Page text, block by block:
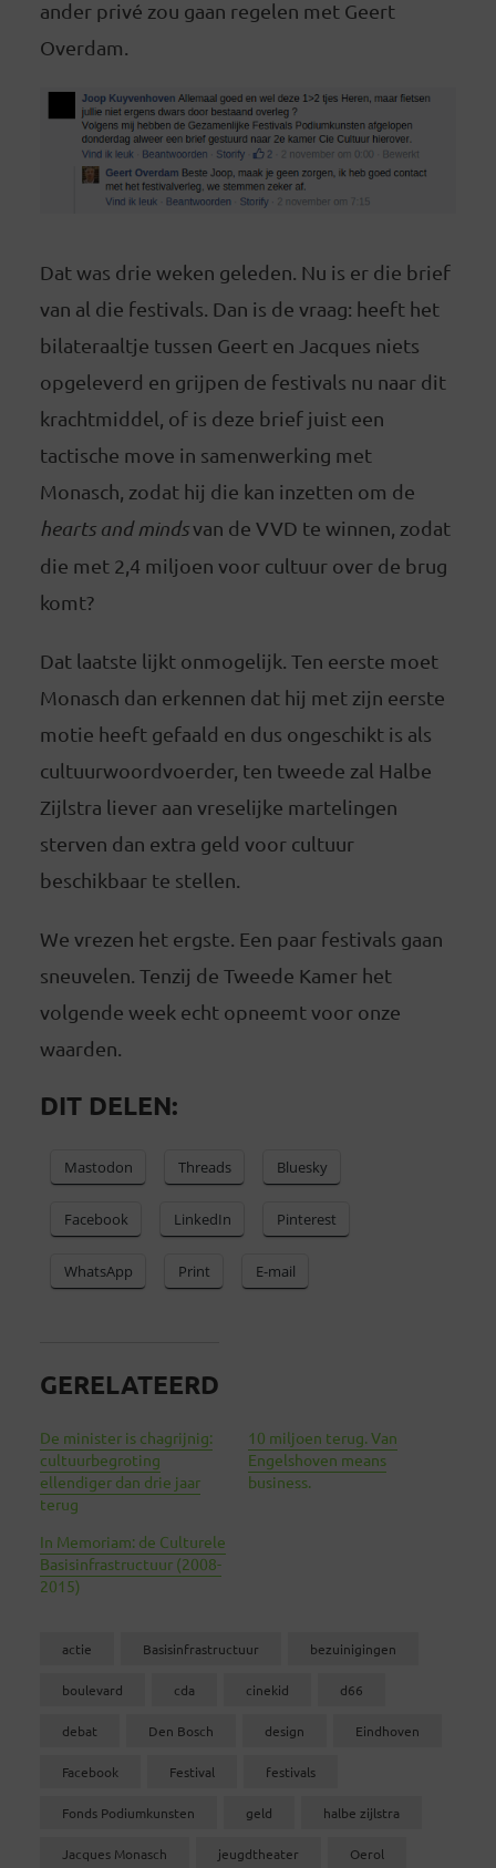
ander privé zou gaan regelen met Geert
Overdam.
Dat was drie weken geleden. Nu is er die brief
van al die festivals. Dan is de vraag: heeft het
bilateraaltje tussen Geert en Jacques niets
opgeleverd en grijpen de festivals nu naar dit
krachtmiddel, of is deze brief juist een
tactische move in samenwerking met
Monasch, zodat hij die kan inzetten om de
hearts and mindsvan de VVD te winnen, zodat
die met 2,4 miljoen voor cultuur over de brug
komt?
Dat laatste lijkt onmogelijk. Ten eerste moet
Monasch dan erkennen dat hij met zijn eerste
motie heeft gefaald en dus ongeschikt is als
cultuurwoordvoerder, ten tweede zal Halbe
Zijlstra liever aan vreselijke martelingen
sterven dan extra geld voor cultuur
beschikbaar te stellen.
We vrezen het ergste. Een paar festivals gaan
sneuvelen. Tenzij de Tweede Kamer het
volgende week echt opneemt voor onze
waarden.
DIT DELEN:
Mastodon Threads Bluesky
Facebook LinkedIn Pinterest
WhatsApp Print E-mail
GERELATEERD
De minister is chagrijnig:
cultuurbegroting
ellendiger dan drie jaar
terug
10 miljoen terug. Van
Engelshoven means
business.
In Memoriam: de Culturele
Basisinfrastructuur (2008-
2015)
actie Basisinfrastructuur bezuinigingen
boulevard cda cinekid d66
debat Den Bosch design Eindhoven
Facebook Festival festivals
Fonds Podiumkunsten geld halbe zijlstra
Jacques Monasch jeugdtheater Oerol